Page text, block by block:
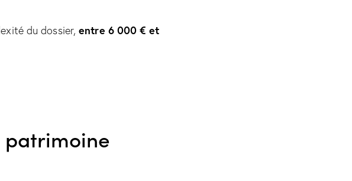
du dossier,entre 6 000 € et
patrimoine